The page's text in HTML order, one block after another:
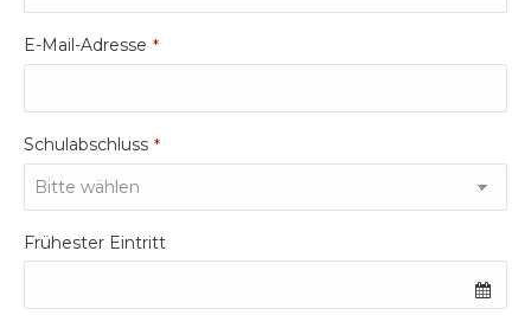
E-Mail-Adresse *
Schulabschluss *
Frühester Eintritt